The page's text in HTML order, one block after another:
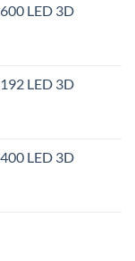
LED 3D
LED 3D
LED 3D